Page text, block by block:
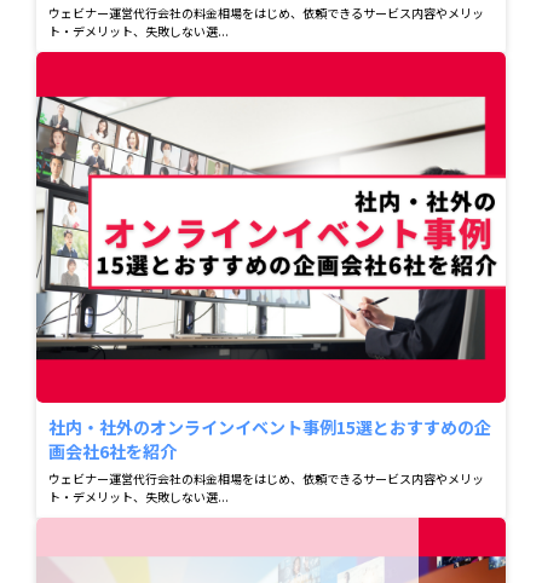
ウェビナー運営代行会社の料金相場をはじめ、依頼できるサービス内容やメリッ
ト・デメリット、失敗しない選...
社内・社外のオンラインイベント事例15選とおすすめの企
画会社6社を紹介
ウェビナー運営代行会社の料金相場をはじめ、依頼できるサービス内容やメリッ
ト・デメリット、失敗しない選...